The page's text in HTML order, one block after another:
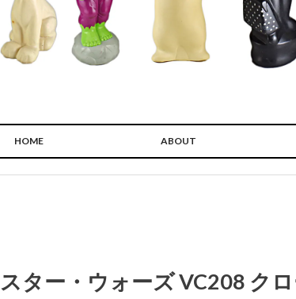
HOME ABOUT
スター・ウォーズ VC208 ク